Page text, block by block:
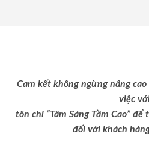
Cam kết không ngừng nâng
việc
tôn chỉ “Tâm Sáng Tầm Cao”
đối với khách